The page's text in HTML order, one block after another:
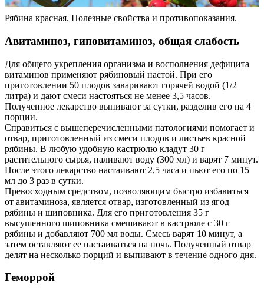
Рябина красная. Полезные свойства и противопоказания.
Авитаминоз, гиповитаминоз, общая слабость
Для общего укрепления организма и восполнения дефицита
витаминов применяют рябиновый настой. При его
приготовлении 50 плодов заваривают горячей водой (1/2
литра) и дают смеси настояться не менее 3,5 часов.
Полученное лекарство выпивают за сутки, разделив его на 4
порции.
Справиться с вышеперечисленными патологиями помогает и
отвар, приготовленный из смеси плодов и листьев красной
рябины. В любую удобную кастрюлю кладут 30 г
растительного сырья, наливают воду (300 мл) и варят 7 минут.
После этого лекарство настаивают 2,5 часа и пьют его по 15
мл до 3 раз в сутки.
Превосходным средством, позволяющим быстро избавиться
от авитаминоза, является отвар, изготовленный из ягод
рябины и шиповника. Для его приготовления 35 г
высушенного шиповника смешивают в кастрюле с 30 г
рябины и добавляют 700 мл воды. Смесь варят 10 минут, а
затем оставляют ее настаиваться на ночь. Полученный отвар
делят на несколько порций и выпивают в течение одного дня.
Геморрой